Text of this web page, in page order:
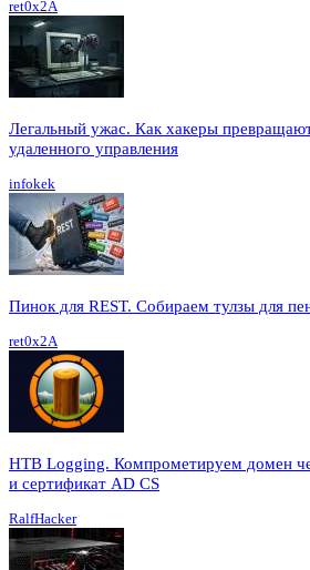
ret0x2A
Легальный ужас. Как хакеры
удаленного управления
infokek
Пинок для REST. Собираем тулзы для
ret0x2A
HTB Logging. Компрометируем домен
и сертификат AD CS
RalfHacker